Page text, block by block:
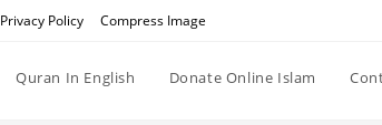
Privacy Policy Compress Image
Quran In English Donate Online Islam